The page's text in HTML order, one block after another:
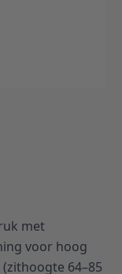
met
voor hoog
64–85